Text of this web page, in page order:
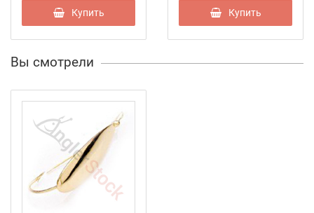
Купить Купить
Вы смотрели